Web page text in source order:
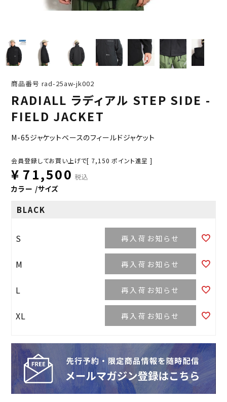
商品番号 rad-25aw-jk002
RADIALL ラディアル STEP SIDE -
FIELD JACKET
M-65ジャケットベースのフィールドジャケット
会員登録してお買い上げで[ 7,150 ポイント進呈 ]
¥ 71,500 税込
カラー サイズ
BLACK
S 再入荷お知らせ
M 再入荷お知らせ
L 再入荷お知らせ
XL 再入荷お知らせ